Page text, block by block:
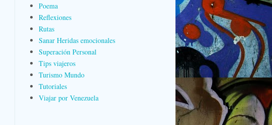
Poema
Reflexiones
Rutas
Sanar Heridas emocionales
Superación Personal
Tips viajeros
Turismo Mundo
Tutoriales
Viajar por Venezuela